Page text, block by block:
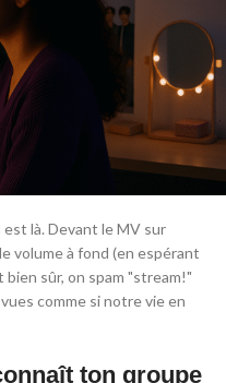
est là. Devant le MV sur
volume à fond (en espérant
bien sûr, on spam "stream!"
comme si notre vie en
ton groupe